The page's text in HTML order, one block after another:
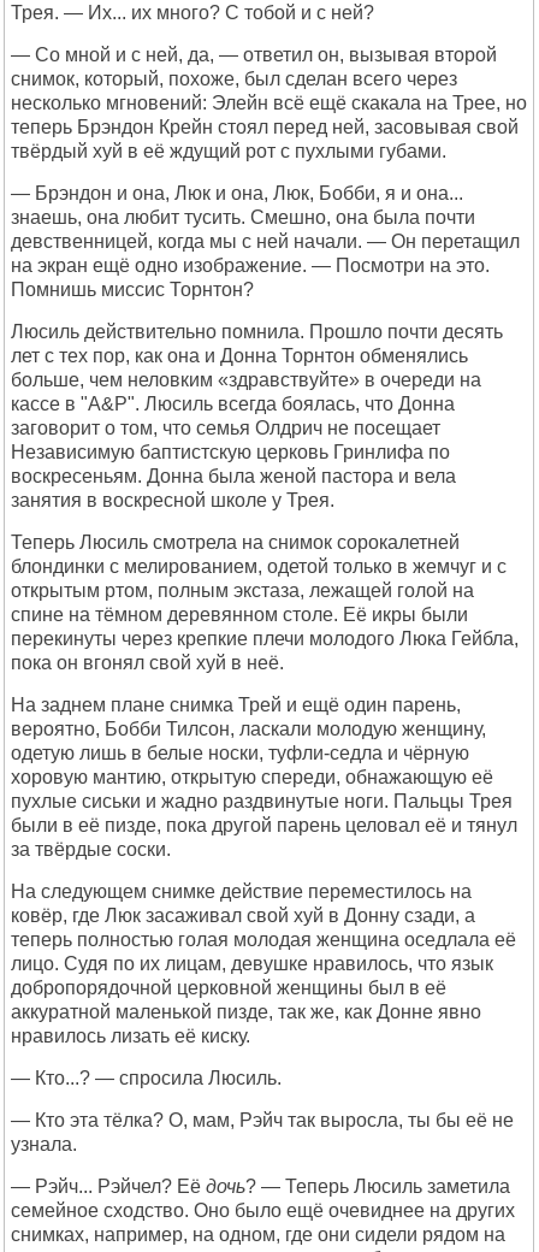
Трея. — Их... их много? С тобой и с ней?
— Со мной и с ней, да, — ответил он, вызывая второй
снимок, который, похоже, был сделан всего через
несколько мгновений: Элейн всё ещё скакала на Трее, но
теперь Брэндон Крейн стоял перед ней, засовывая свой
твёрдый хуй в её ждущий рот с пухлыми губами.
— Брэндон и она, Люк и она, Люк, Бобби, я и она...
знаешь, она любит тусить. Смешно, она была почти
девственницей, когда мы с ней начали. — Он перетащил
на экран ещё одно изображение. — Посмотри на это.
Помнишь миссис Торнтон?
Люсиль действительно помнила. Прошло почти десять
лет с тех пор, как она и Донна Торнтон обменялись
больше, чем неловким «здравствуйте» в очереди на
кассе в "A&P". Люсиль всегда боялась, что Донна
заговорит о том, что семья Олдрич не посещает
Независимую баптистскую церковь Гринлифа по
воскресеньям. Донна была женой пастора и вела
занятия в воскресной школе у Трея.
Теперь Люсиль смотрела на снимок сорокалетней
блондинки с мелированием, одетой только в жемчуг и с
открытым ртом, полным экстаза, лежащей голой на
спине на тёмном деревянном столе. Её икры были
перекинуты через крепкие плечи молодого Люка Гейбла,
пока он вгонял свой хуй в неё.
На заднем плане снимка Трей и ещё один парень,
вероятно, Бобби Тилсон, ласкали молодую женщину,
одетую лишь в белые носки, туфли-седла и чёрную
хоровую мантию, открытую спереди, обнажающую её
пухлые сиськи и жадно раздвинутые ноги. Пальцы Трея
были в её пизде, пока другой парень целовал её и тянул
за твёрдые соски.
На следующем снимке действие переместилось на
ковёр, где Люк засаживал свой хуй в Донну сзади, а
теперь полностью голая молодая женщина оседлала её
лицо. Судя по их лицам, девушке нравилось, что язык
добропорядочной церковной женщины был в её
аккуратной маленькой пизде, так же, как Донне явно
нравилось лизать её киску.
— Кто...? — спросила Люсиль.
— Кто эта тёлка? О, мам, Рэйч так выросла, ты бы её не
узнала.
— Рэйч... Рэйчел? Её дочь? — Теперь Люсиль заметила
семейное сходство. Оно было ещё очевиднее на других
снимках, например, на одном, где они сидели рядом на